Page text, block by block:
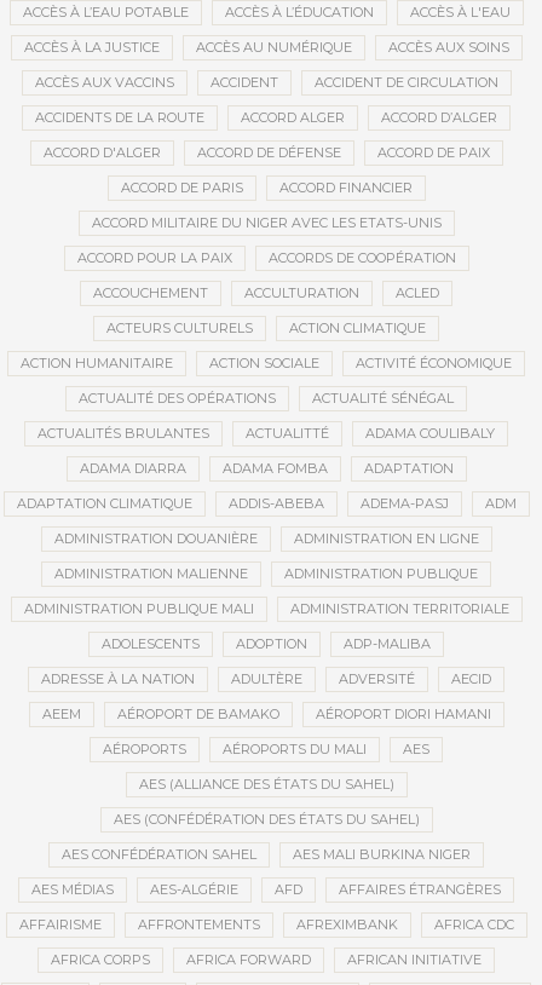
ACCÈS À L’EAU POTABLE ACCÈS À L’ÉDUCATION ACCÈS À L'EAU
ACCÈS À LA JUSTICE ACCÈS AU NUMÉRIQUE ACCÈS AUX SOINS
ACCÈS AUX VACCINS ACCIDENT ACCIDENT DE CIRCULATION
ACCIDENTS DE LA ROUTE ACCORD ALGER ACCORD D’ALGER
ACCORD D'ALGER ACCORD DE DÉFENSE ACCORD DE PAIX
ACCORD DE PARIS ACCORD FINANCIER
ACCORD MILITAIRE DU NIGER AVEC LES ETATS-UNIS
ACCORD POUR LA PAIX ACCORDS DE COOPÉRATION
ACCOUCHEMENT ACCULTURATION ACLED
ACTEURS CULTURELS ACTION CLIMATIQUE
ACTION HUMANITAIRE ACTION SOCIALE ACTIVITÉ ÉCONOMIQUE
ACTUALITÉ DES OPÉRATIONS ACTUALITÉ SÉNÉGAL
ACTUALITÉS BRULANTES ACTUALITTÉ ADAMA COULIBALY
ADAMA DIARRA ADAMA FOMBA ADAPTATION
ADAPTATION CLIMATIQUE ADDIS-ABEBA ADEMA-PASJ ADM
ADMINISTRATION DOUANIÈRE ADMINISTRATION EN LIGNE
ADMINISTRATION MALIENNE ADMINISTRATION PUBLIQUE
ADMINISTRATION PUBLIQUE MALI ADMINISTRATION TERRITORIALE
ADOLESCENTS ADOPTION ADP-MALIBA
ADRESSE À LA NATION ADULTÈRE ADVERSITÉ AECID
AEEM AÉROPORT DE BAMAKO AÉROPORT DIORI HAMANI
AÉROPORTS AÉROPORTS DU MALI AES
AES (ALLIANCE DES ÉTATS DU SAHEL)
AES (CONFÉDÉRATION DES ÉTATS DU SAHEL)
AES CONFÉDÉRATION SAHEL AES MALI BURKINA NIGER
AES MÉDIAS AES-ALGÉRIE AFD AFFAIRES ÉTRANGÈRES
AFFAIRISME AFFRONTEMENTS AFREXIMBANK AFRICA CDC
AFRICA CORPS AFRICA FORWARD AFRICAN INITIATIVE